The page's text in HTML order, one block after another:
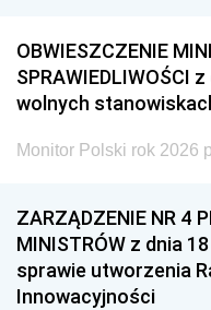
OBWIESZCZENIE
SPRAWIEDLIWOŚCI
wolnych
Monitor Polski rok 2026
ZARZĄDZENIE NR 4
MINISTRÓW z dnia
sprawie utworzenia
Innowacyjności